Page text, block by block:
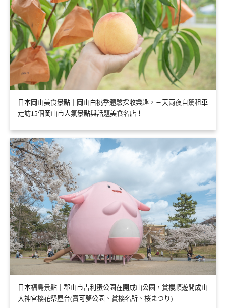
日本岡山美食景點｜岡山白桃季體驗採收樂趣，三天兩夜自駕租車
走訪15個岡山市人氣景點與話題美食名店！
日本福島景點｜郡山市吉利蛋公園在開成山公園，賞櫻順遊開成山
大神宮櫻花祭屋台(寶可夢公園、賞櫻名所、桜まつり)